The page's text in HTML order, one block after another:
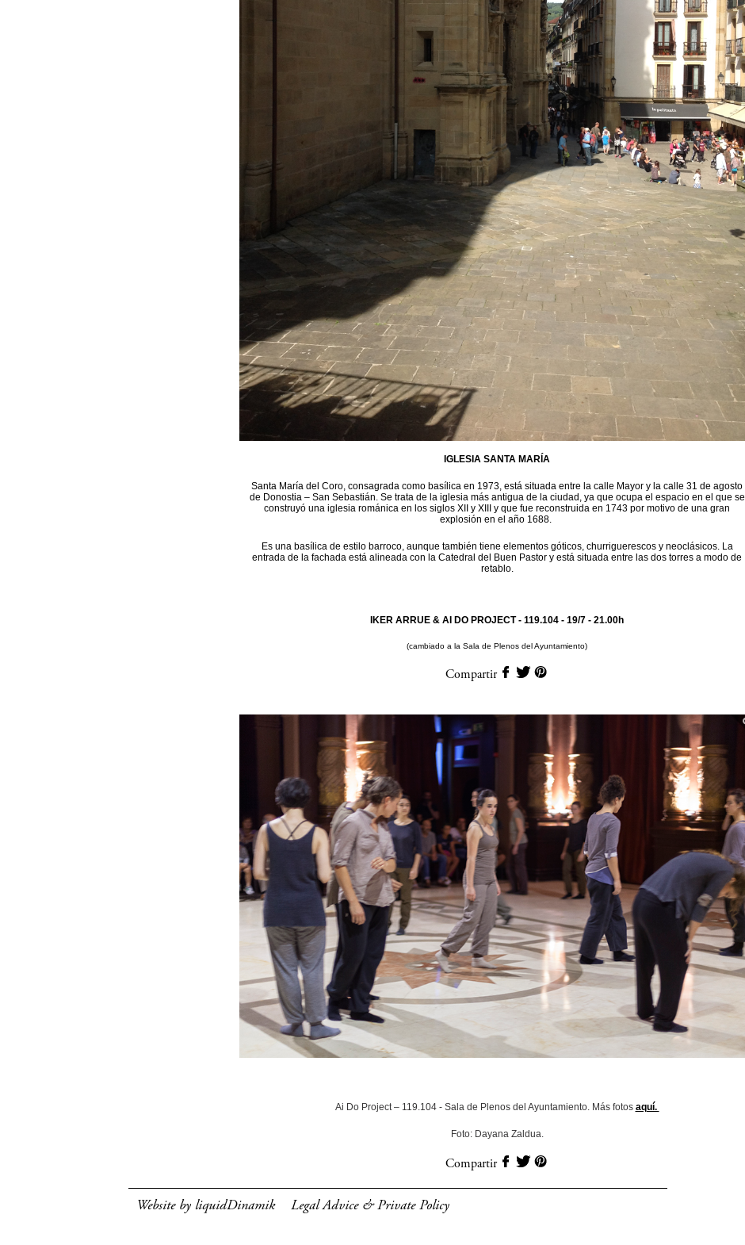
IGLESIA SANTA MARÍA
Santa María del Coro, consagrada como basílica en 1973, está situada entre la calle Mayor y la calle 31 de agosto
de Donostia – San Sebastián. Se trata de la iglesia más antigua de la ciudad, ya que ocupa el espacio en el que se
construyó una iglesia románica en los siglos XII y XIII y que fue reconstruida en 1743 por motivo de una gran
explosión en el año 1688.
Es una basílica de estilo barroco, aunque también tiene elementos góticos, churriguerescos y neoclásicos. La
entrada de la fachada está alineada con la Catedral del Buen Pastor y está situada entre las dos torres a modo de
retablo.
IKER ARRUE & AI DO PROJECT - 119.104 - 19/7 - 21.00h
(cambiado a la Sala de Plenos del Ayuntamiento)
Compartir
Ai Do Project – 119.104 - Sala de Plenos del Ayuntamiento. Más fotos aquí.
Foto: Dayana Zaldua.
Compartir
Website by liquidDinamik Legal Advice & Private Policy